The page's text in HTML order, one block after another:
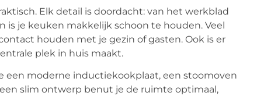
Elk detail is doordacht: van het werkblad
is je keuken makkelijk schoon te houden. Veel
houden met je gezin of gasten. Ook is er
plek in huis maakt.
een moderne inductiekookplaat, een stoomoven
slim ontwerp benut je de ruimte optimaal,